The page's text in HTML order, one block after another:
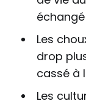
Les
drop
cassé à
Les